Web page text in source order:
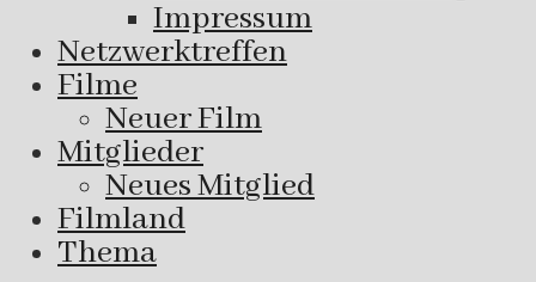
Impressum
Netzwerktreffen
Filme
Neuer Film
Mitglieder
Neues Mitglied
Filmland
Thema